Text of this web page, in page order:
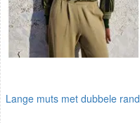
Lange muts met dubbele rand